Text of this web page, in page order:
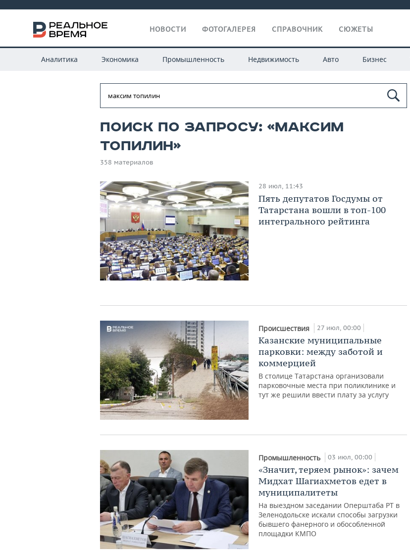
НОВОСТИ ФОТОГАЛЕРЕЯ СПРАВОЧНИК СЮЖЕТЫ
Аналитика Экономика Промышленность Недвижимость Авто Бизнес
Поиск по запросу: «максим
топилин»
358 материалов
28 июл, 11:43
Пять депутатов Госдумы от
Татарстана вошли в топ-100
интегрального рейтинга
Происшествия 27 июл, 00:00
Казанские муниципальные
парковки: между заботой и
коммерцией
В столице Татарстана организовали
парковочные места при поликлинике и
тут же решили ввести плату за услугу
Промышленность 03 июл, 00:00
«Значит, теряем рынок»: зачем
Мидхат Шагиахметов едет в
муниципалитеты
На выездном заседании Оперштаба РТ в
Зеленодольске искали способы загрузки
бывшего фанерного и обособленной
площадки КМПО